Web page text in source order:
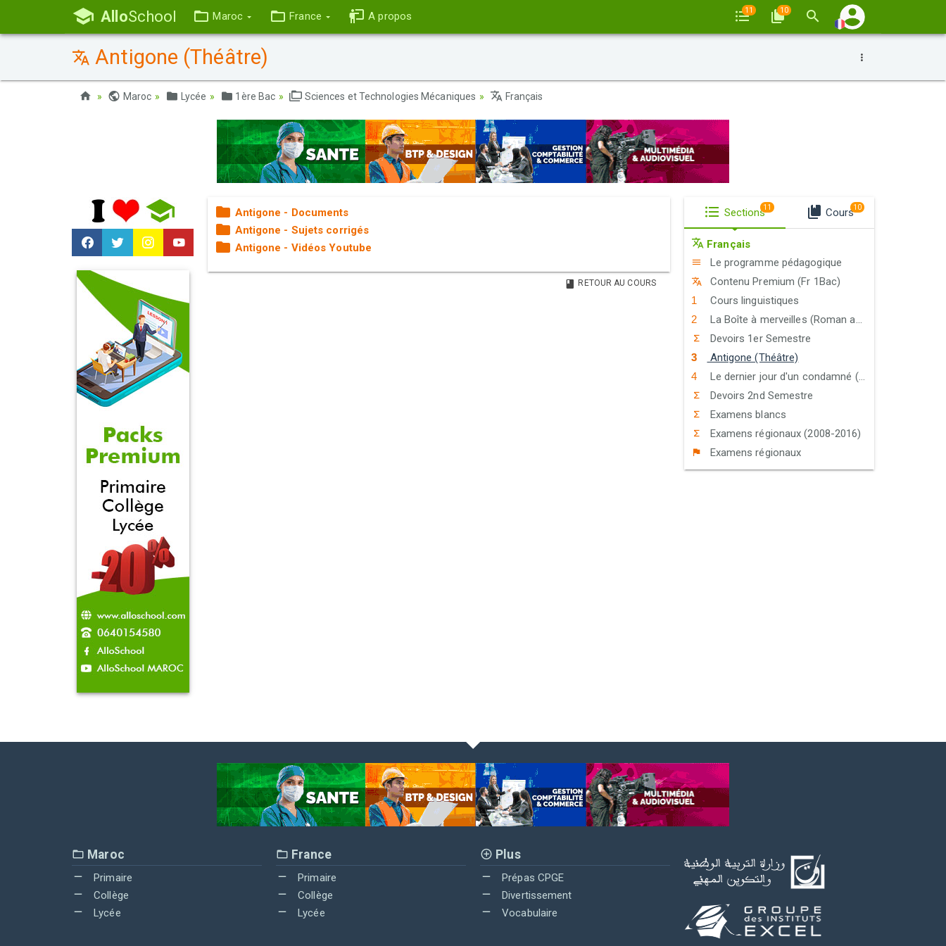
AlloSchool Maroc France A propos 11 10
Antigone (Théâtre)
Maroc Lycée 1ère Bac Sciences et Technologies Mécaniques Français
Antigone - Documents
Antigone - Sujets corrigés
Antigone - Vidéos Youtube
RETOUR AU COURS
Sections11 Cours10
Français
Le programme pédagogique
Contenu Premium (Fr 1Bac)
Cours linguistiques
La Boîte à merveilles (Roman autobiographique)
Devoirs 1er Semestre
Antigone (Théâtre)
Le dernier jour d'un condamné (Roman à thèse)
Devoirs 2nd Semestre
Examens blancs
Examens régionaux (2008-2016)
Examens régionaux
Maroc
Primaire
Collège
Lycée
France
Primaire
Collège
Lycée
Plus
Prépas CPGE
Divertissement
Vocabulaire